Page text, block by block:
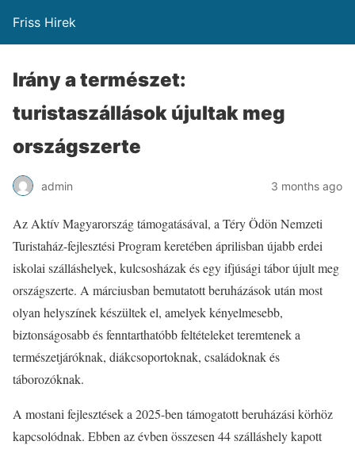
Friss Hirek
Irány a természet:
turistaszállások újultak meg
országszerte
admin 3 months ago
Az Aktív Magyarország támogatásával, a Téry Ödön Nemzeti
Turistaház-fejlesztési Program keretében áprilisban újabb erdei
iskolai szálláshelyek, kulcsosházak és egy ifjúsági tábor újult meg
országszerte. A márciusban bemutatott beruházások után most
olyan helyszínek készültek el, amelyek kényelmesebb,
biztonságosabb és fenntarthatóbb feltételeket teremtenek a
természetjáróknak, diákcsoportoknak, családoknak és
táborozóknak.
A mostani fejlesztések a 2025-ben támogatott beruházási körhöz
kapcsolódnak. Ebben az évben összesen 44 szálláshely kapott